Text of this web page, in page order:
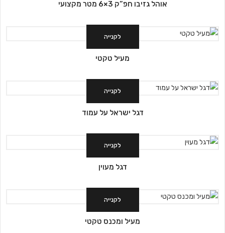
אוהל גזיבו חפ”ק 3×6 מטר מקצועי
לקנייה
מעיל טקטי
לקנייה
דגל ישראל על עמוד
לקנייה
דגל מעוין
לקנייה
מעיל ומכנס טקטי